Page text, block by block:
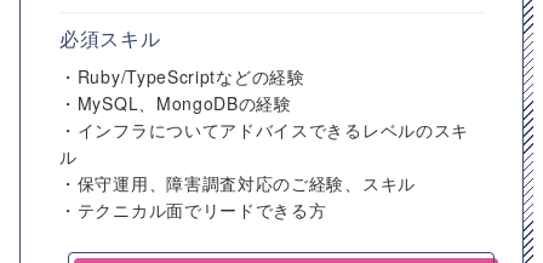
必須スキル
・Ruby/TypeScriptなどの経験
・MySQL、MongoDBの経験
・インフラについてアドバイスできるレベルのスキ
ル
・保守運用、障害調査対応のご経験、スキル
・テクニカル面でリードできる方